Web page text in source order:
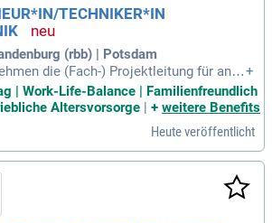
TECHNIKER*IN
(rbb) | Potsdam
die (Fach-) Projektleitung für ansp
in einem modernen Medienhau
Berücksichtigung von Energieeffizien
+
| Work-Life-Balance | Familienfreundlich
Altersvorsorge
+ weitere Benefits
Heute veröffentlicht